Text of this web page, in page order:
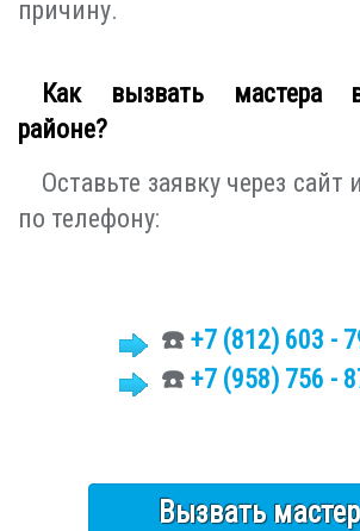
причину.
Как вызвать мастера
районе?
Оставьте заявку через
по телефону:
☎️ +7 (812) 603 -
☎️ +7 (958) 756 -
Вызвать